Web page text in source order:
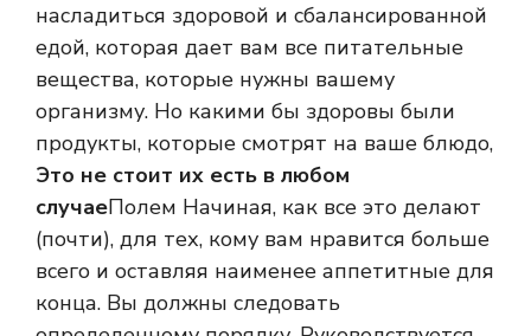
насладиться здоровой и сбалансированной
едой, которая дает вам все питательные
вещества, которые нужны вашему
организму. Но какими бы здоровы были
продукты, которые смотрят на ваше блюдо,
Это не стоит их есть в любом
случаеПолем Начиная, как все это делают
(почти), для тех, кому вам нравится больше
всего и оставляя наименее аппетитные для
конца. Вы должны следовать